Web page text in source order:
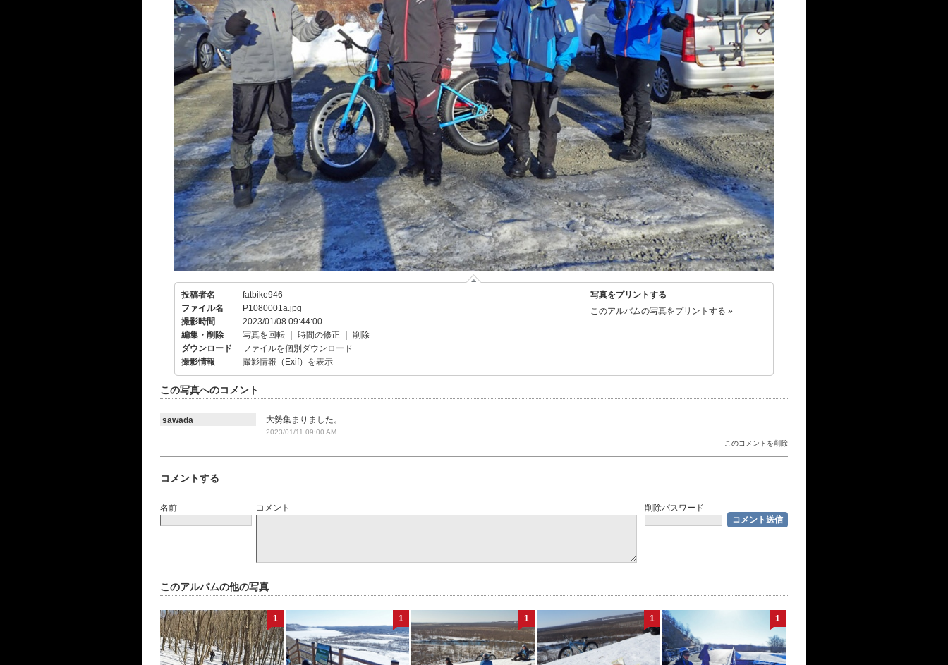
投稿者名
fatbike946
ファイル名
P1080001a.jpg
撮影時間
2023/01/08 09:44:00
編集・削除
写真を回転 時間の修正
削除
ダウンロード
ファイルを個別ダウンロード
撮影情報
撮影情報（Exif）を表示
写真をプリントする
このアルバムの写真をプリントする »
この写真へのコメント
sawada 大勢集まりました。
2023/01/11 09:00 AM
このコメントを削除
コメントする
名前 コメント 削除パスワード
このアルバムの他の写真
1 1 1 1 1